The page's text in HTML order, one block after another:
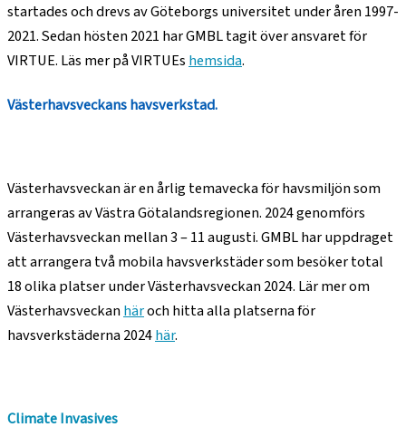
startades och drevs av Göteborgs universitet under åren 1997-
2021. Sedan hösten 2021 har GMBL tagit över ansvaret för
VIRTUE. Läs mer på VIRTUEshemsida.
Västerhavsveckans havsverkstad.
Västerhavsveckan är en årlig temavecka för havsmiljön som
arrangeras av Västra Götalandsregionen. 2024 genomförs
Västerhavsveckan mellan 3 – 11 augusti. GMBL har uppdraget
att arrangera två mobila havsverkstäder som besöker total
18 olika platser under Västerhavsveckan 2024. Lär mer om
Västerhavsveckanhäroch hitta alla platserna för
havsverkstäderna 2024här.
Climate Invasives